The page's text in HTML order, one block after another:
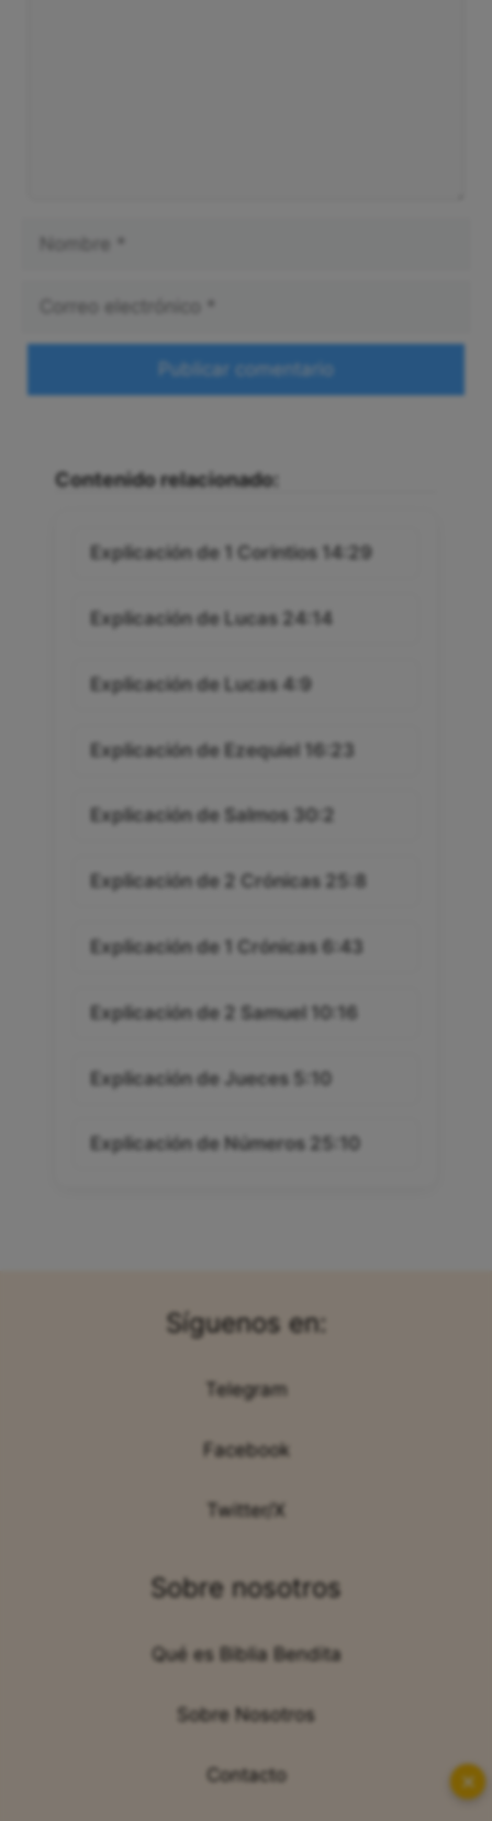
Contenido relacionado:
Explicación de 1 Corintios 14:29
Explicación de Lucas 24:14
Explicación de Lucas 4:9
Explicación de Ezequiel 16:23
Explicación de Salmos 30:2
Explicación de 2 Crónicas 25:8
Explicación de 1 Crónicas 6:43
Explicación de 2 Samuel 10:16
Explicación de Jueces 5:10
Explicación de Números 25:10
Síguenos en:
Telegram
Facebook
Twitter/X
Sobre nosotros
Qué es Biblia Bendita
Sobre Nosotros
Contacto ✕